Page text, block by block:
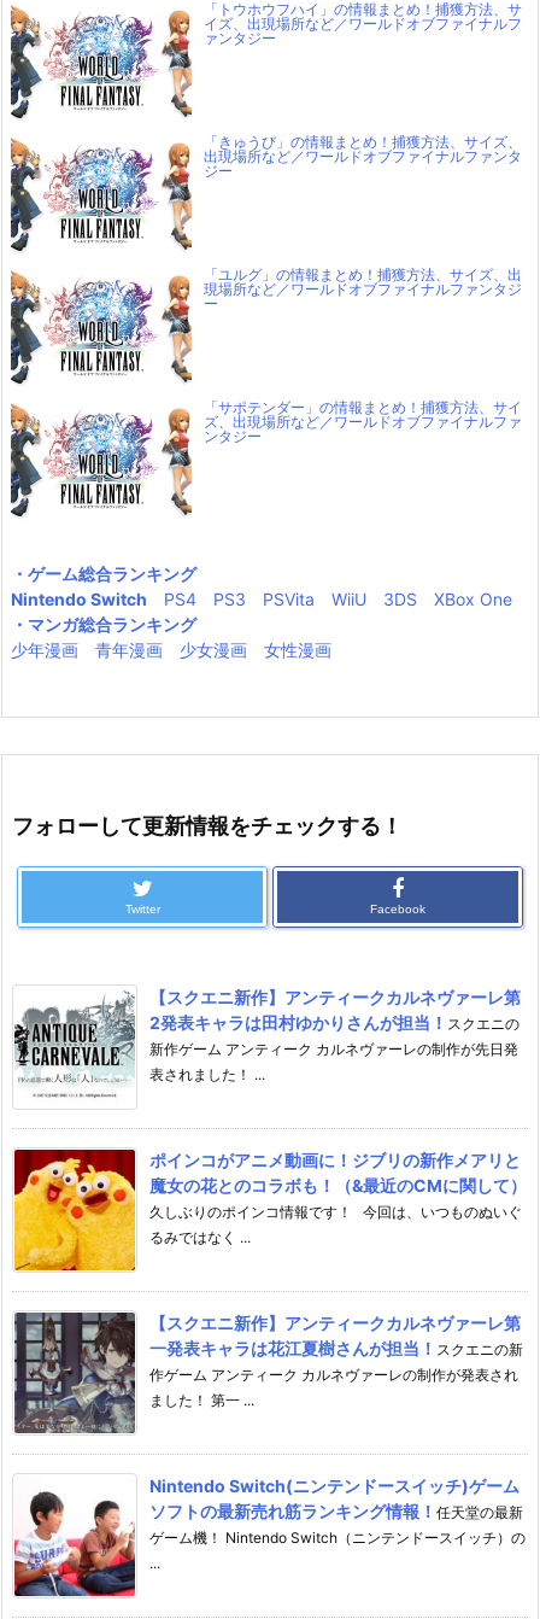
「トウホウフハイ」の情報まとめ！捕獲方法、サ
イズ、出現場所など／ワールドオブファイナルフ
ァンタジー
「きゅうび」の情報まとめ！捕獲方法、サイズ、
出現場所など／ワールドオブファイナルファンタ
ジー
「ユルグ」の情報まとめ！捕獲方法、サイズ、出
現場所など／ワールドオブファイナルファンタジ
ー
「サポテンダー」の情報まとめ！捕獲方法、サイ
ズ、出現場所など／ワールドオブファイナルファ
ンタジー
・ゲーム総合ランキング
Nintendo Switch
PS4 PS3 PSVita WiiU 3DS
XBox One
・マンガ総合ランキング
少年漫画
青年漫画 少女漫画 女性漫画
フォローして更新情報をチェックする！
Twitter Facebook
【スクエニ新作】アンティークカルネヴァーレ第
2発表キャラは田村ゆかりさんが担当！ スクエニの
新作ゲーム アンティーク カルネヴァーレの制作が先日発
表されました！ ...
ポインコがアニメ動画に！ジブリの新作メアリと
魔女の花とのコラボも！（&最近のCMに関して）
久しぶりのポインコ情報です！ 今回は、いつものぬいぐ
るみではなく ...
【スクエニ新作】アンティークカルネヴァーレ第
一発表キャラは花江夏樹さんが担当！ スクエニの新
作ゲーム アンティーク カルネヴァーレの制作が発表され
ました！ 第一 ...
Nintendo Switch(ニンテンドースイッチ)ゲーム
ソフトの最新売れ筋ランキング情報！ 任天堂の最新
ゲーム機！ Nintendo Switch（ニンテンドースイッチ）の
...